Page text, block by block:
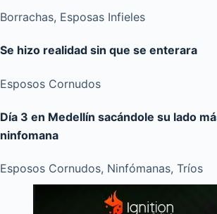
Borrachas, Esposas Infieles
Se hizo realidad sin que se enterara
Esposos Cornudos
Día 3 en Medellín sacándole su lado
ninfomana
Esposos Cornudos, Ninfómanas, Tríos